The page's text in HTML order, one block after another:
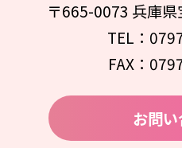
〒665-0073 兵庫
TEL：
FAX：
お問